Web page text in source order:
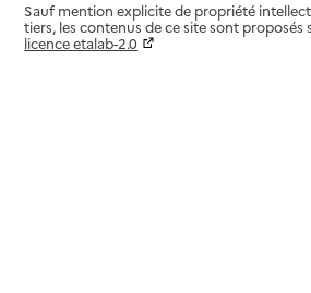
Sauf mention explicite de propriété
tiers, les contenus de ce site sont proposés
licence etalab-2.0